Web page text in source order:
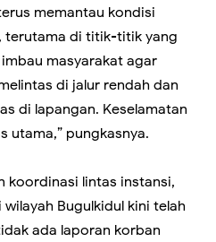
memantau kondisi
terutama di titik-titik yang
masyarakat agar
di jalur rendah dan
di lapangan. Keselamatan
utama,” pungkasnya.
koordinasi lintas instansi,
Bugulkidul kini telah
ada laporan korban